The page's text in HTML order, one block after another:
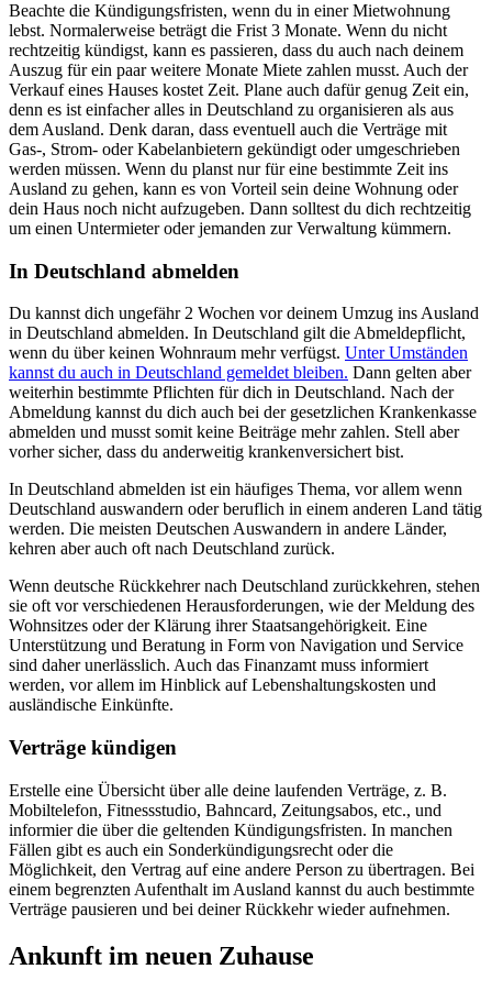
Beachte die Kündigungsfristen, wenn du in einer Mietwohnung
lebst. Normalerweise beträgt die Frist 3 Monate. Wenn du nicht
rechtzeitig kündigst, kann es passieren, dass du auch nach deinem
Auszug für ein paar weitere Monate Miete zahlen musst. Auch der
Verkauf eines Hauses kostet Zeit. Plane auch dafür genug Zeit ein,
denn es ist einfacher alles in Deutschland zu organisieren als aus
dem Ausland. Denk daran, dass eventuell auch die Verträge mit
Gas-, Strom- oder Kabelanbietern gekündigt oder umgeschrieben
werden müssen. Wenn du planst nur für eine bestimmte Zeit ins
Ausland zu gehen, kann es von Vorteil sein deine Wohnung oder
dein Haus noch nicht aufzugeben. Dann solltest du dich rechtzeitig
um einen Untermieter oder jemanden zur Verwaltung kümmern.
In Deutschland abmelden
Du kannst dich ungefähr 2 Wochen vor deinem Umzug ins Ausland
in Deutschland abmelden. In Deutschland gilt die Abmeldepflicht,
wenn du über keinen Wohnraum mehr verfügst. Unter Umständen
kannst du auch in Deutschland gemeldet bleiben. Dann gelten aber
weiterhin bestimmte Pflichten für dich in Deutschland. Nach der
Abmeldung kannst du dich auch bei der gesetzlichen Krankenkasse
abmelden und musst somit keine Beiträge mehr zahlen. Stell aber
vorher sicher, dass du anderweitig krankenversichert bist.
In Deutschland abmelden ist ein häufiges Thema, vor allem wenn
Deutschland auswandern oder beruflich in einem anderen Land tätig
werden. Die meisten Deutschen Auswandern in andere Länder,
kehren aber auch oft nach Deutschland zurück.
Wenn deutsche Rückkehrer nach Deutschland zurückkehren, stehen
sie oft vor verschiedenen Herausforderungen, wie der Meldung des
Wohnsitzes oder der Klärung ihrer Staatsangehörigkeit. Eine
Unterstützung und Beratung in Form von Navigation und Service
sind daher unerlässlich. Auch das Finanzamt muss informiert
werden, vor allem im Hinblick auf Lebenshaltungskosten und
ausländische Einkünfte.
Verträge kündigen
Erstelle eine Übersicht über alle deine laufenden Verträge, z. B.
Mobiltelefon, Fitnessstudio, Bahncard, Zeitungsabos, etc., und
informier die über die geltenden Kündigungsfristen. In manchen
Fällen gibt es auch ein Sonderkündigungsrecht oder die
Möglichkeit, den Vertrag auf eine andere Person zu übertragen. Bei
einem begrenzten Aufenthalt im Ausland kannst du auch bestimmte
Verträge pausieren und bei deiner Rückkehr wieder aufnehmen.
Ankunft im neuen Zuhause